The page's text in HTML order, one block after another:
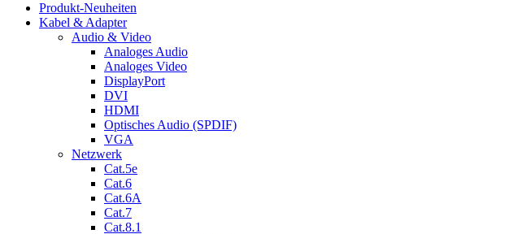
Produkt-Neuheiten
Kabel & Adapter
Audio & Video
Analoges Audio
Analoges Video
DisplayPort
DVI
HDMI
Optisches Audio (SPDIF)
VGA
Netzwerk
Cat.5e
Cat.6
Cat.6A
Cat.7
Cat.8.1